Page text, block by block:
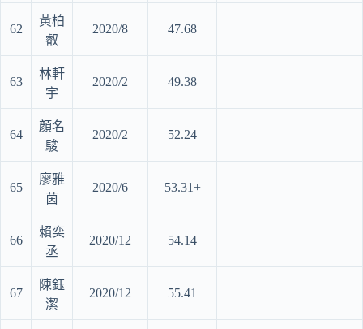
62
黃柏
叡
2020/8 47.68
63
林軒
宇
2020/2 49.38
64
顏名
駿
2020/2 52.24
65
廖雅
茵
2020/6 53.31+
66
賴奕
丞
2020/12 54.14
67
陳鈺
潔
2020/12 55.41